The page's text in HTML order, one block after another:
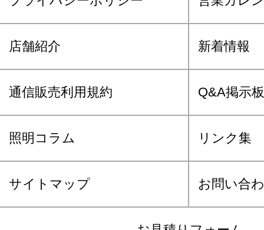
店舗紹介 新着情報
通信販売利用規約 Q&A掲示板
照明コラム リンク集
サイトマップ お問い合